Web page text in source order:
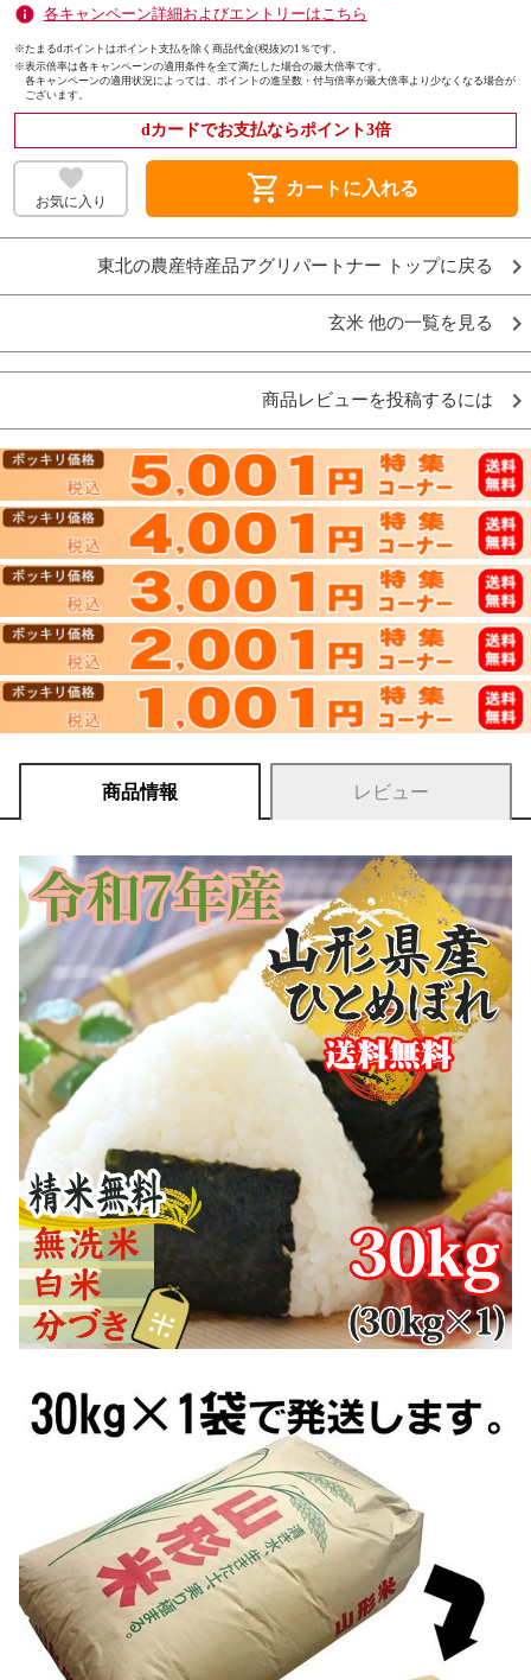
各キャンペーン詳細およびエントリーはこちら
※たまるdポイントはポイント支払を除く商品代金(税抜)の1％です。
※表示倍率は各キャンペーンの適用条件を全て満たした場合の最大倍率です。
各キャンペーンの適用状況によっては、ポイントの進呈数・付与倍率が最大倍率より少なくなる場合が
ございます。
dカードでお支払ならポイント3倍
お気に入り shopping_cart カートに入れる
東北の農産特産品アグリパートナー トップに戻る
玄米 他の一覧を見る
商品レビューを投稿するには
商品情報 レビュー